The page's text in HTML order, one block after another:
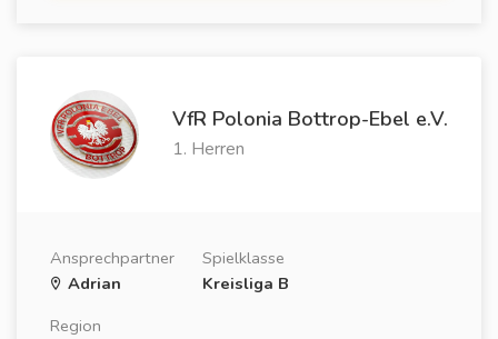
VfR Polonia Bottrop-Ebel e.V.
1. Herren
Ansprechpartner
Adrian
Spielklasse
Kreisliga B
Region